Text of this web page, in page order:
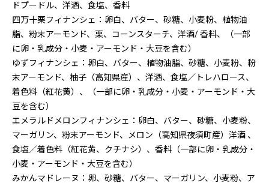
ドプードル、洋酒、食塩、香料
四万十栗フィナンシェ：卵白、バター、砂糖、小麦粉、植物油
脂、粉末アーモンド、栗、コーンスターチ、洋酒/ 香料、（一部
に卵・乳成分・小麦・アーモンド・大豆を含む）
ゆずフィナンシェ：卵白、バター、植物油脂、砂糖、小麦粉、粉
末アーモンド、柚子（高知県産）、洋酒、食塩／トレハロース、
着色料（紅花黄）、（一部に卵・乳成分・小麦・アーモンド・大
豆を含む）
エメラルドメロンフィナンシェ：卵白、バター、砂糖、小麦粉、
マーガリン、粉末アーモンド、メロン（高知県夜須町産）洋酒 、
食塩／着色料（紅花黄、クチナシ）、香料（一部に卵・乳成分・
小麦・アーモンド・大豆を含む）
みかんマドレーヌ：卵、砂糖、バター、マーガリン、小麦粉、ア